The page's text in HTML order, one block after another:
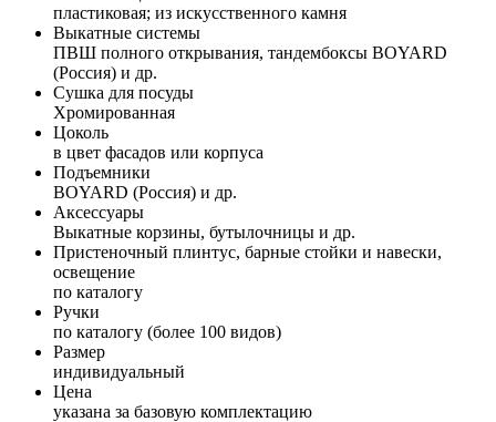
пластиковая; из искусственного камня
Выкатные системы
ПВШ полного открывания, тандембоксы BOYARD
(Россия) и др.
Сушка для посуды
Хромированная
Цоколь
в цвет фасадов или корпуса
Подъемники
BOYARD (Россия) и др.
Аксессуары
Выкатные корзины, бутылочницы и др.
Пристеночный плинтус, барные стойки и навески,
освещение
по каталогу
Ручки
по каталогу (более 100 видов)
Размер
индивидуальный
Цена
указана за базовую комплектацию